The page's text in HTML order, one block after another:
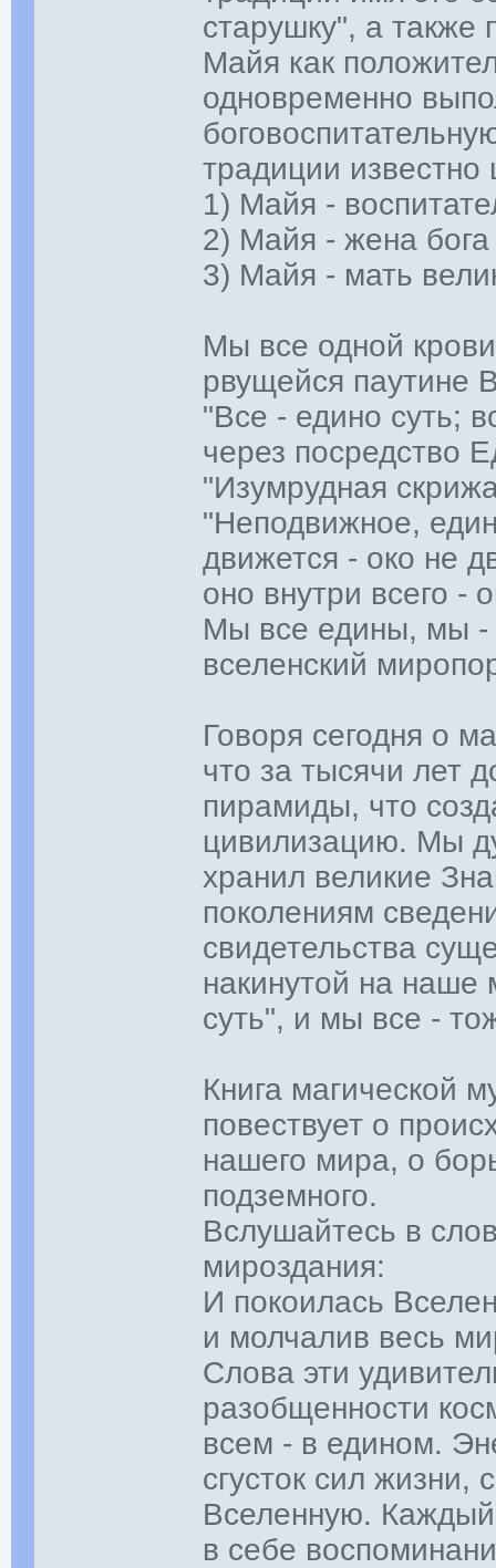
старушку", а также
Майя как
одновременно
традиции
1) Майя -
2) Майя - жена
3) Майя - мать
Мы все одной
рвущейся паутине
"Все - едино суть;
через посредство
"Изумрудная
"Неподвижное,
движется - око не
оно внутри всего -
Мы все едины, мы -
вселенский
Говоря сегодня о
что за тысячи лет
пирамиды, что
цивилизацию. Мы
хранил великие
поколениям
свидетельства
накинутой на наше
суть", и мы все -
Книга магической
повествует о
нашего мира, о
подземного.
Вслушайтесь в
мироздания:
И покоилась
и молчалив весь
Слова эти
разобщенности
всем - в едином.
сгусток сил
Вселенную.
в себе